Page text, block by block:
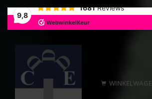
9,8
1681 Reviews